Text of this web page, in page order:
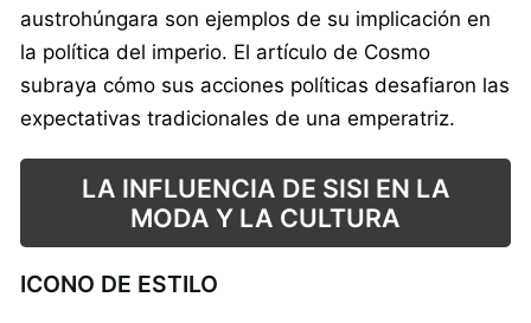
austrohúngara son ejemplos de su implicación en
la política del imperio. El artículo de Cosmo
subraya cómo sus acciones políticas desafiaron las
expectativas tradicionales de una emperatriz.
LA INFLUENCIA DE SISI EN LA
MODA Y LA CULTURA
ICONO DE ESTILO